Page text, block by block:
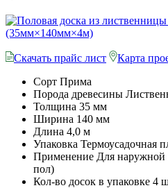
Скачать прайс лист
Карта
Сорт Прима
Порода древесины
Толщина 35 мм
Ширина 140 мм
Длина 4,0 м
Упаковка Термоусадочная
Применение Для наружной
пол)
Кол-во досок в упаковке 4